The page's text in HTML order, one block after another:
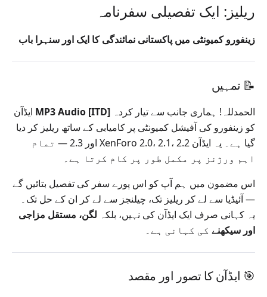
ریلیز: ایک تفصیلی سفرنامہ
زینفورو کمیونٹی میں پاکستانی نمائندگی کا ایک اور سنہرا باب
📝 تمہیں
الحمدللہ! ہماری جانب سے تیار کردہ [ITD] MP3 Audio
ایڈآن
کو زینفورو کی آفیشل کمیونٹی پر کامیابی کے ساتھ ریلیز کر دیا
گیا ہے۔ یہ ایڈآن XenForo 2.0، 2.1، 2.2 اور 2.3 — تمام
اہم ورژنز پر مکمل طور پر کام کرتا ہے۔
اس مضمون میں ہم آپ کو اس پورے سفر کی تفصیل بتائیں گے
— آئیڈیا سے لے کر ریلیز تک، چیلنجز سے لے کر ان کے حل تک۔
یہ کہانی صرف ایک ایڈآن کی نہیں، بلکہ لگن، مستقل مزاجی
اور سیکھنے کی کہانی ہے۔
🎯 ایڈآن کا تصور اور مقصد